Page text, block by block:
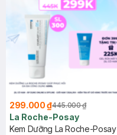
299.000 ₫445.000 ₫
La Roche-Posay
Kem Dưỡng La Roche-Posay